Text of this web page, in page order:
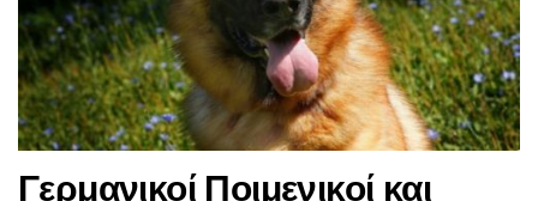
Γερμανικοί Ποιμενικοί και